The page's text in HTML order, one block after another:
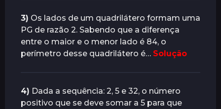
3) Os lados de um quadrilátero formam uma
PG de razão 2. Sabendo que a diferença
entre o maior e o menor lado é 84, o
perímetro desse quadrilátero é… Solução
4) Dada a sequência: 2, 5 e 32, o número
positivo que se deve somar a 5 para que